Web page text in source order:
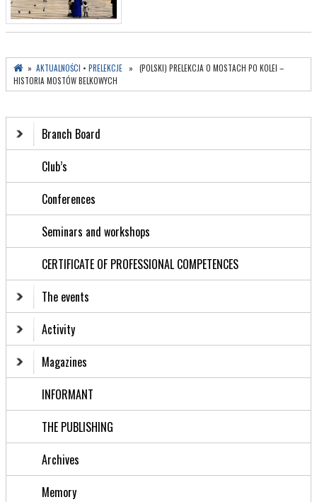
» AKTUALNOŚCI • PRELEKCJE » (POLSKI) PRELEKCJA O MOSTACH PO KOLEI –
HISTORIA MOSTÓW BELKOWYCH
Branch Board
Club’s
Conferences
Seminars and workshops
CERTIFICATE OF PROFESSIONAL COMPETENCES
The events
Activity
Magazines
INFORMANT
THE PUBLISHING
Archives
Memory